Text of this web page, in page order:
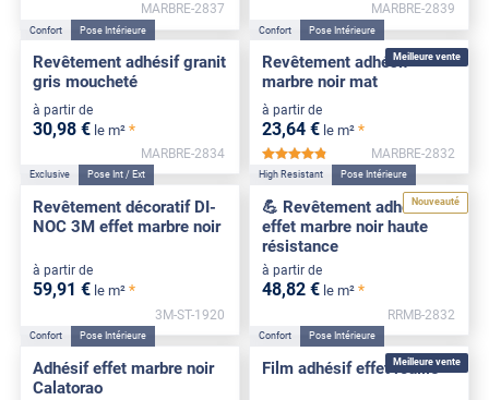
MARBRE-2837 MARBRE-2839
Confort Pose Intérieure
Revêtement adhésif granit
gris moucheté
à partir de
30,98 € le m² *
MARBRE-2834
Meilleure vente
Confort Pose Intérieure
Revêtement adhésif
marbre noir mat
à partir de
23,64 € le m² *
*****
MARBRE-2832
Exclusive Pose Int / Ext
Revêtement décoratif DI-
NOC 3M effet marbre noir
à partir de
59,91 € le m² *
3M-ST-1920
Nouveauté
High Resistant Pose Intérieure
💪 Revêtement adhésif
effet marbre noir haute
résistance
à partir de
48,82 € le m² *
RRMB-2832
Confort Pose Intérieure
Adhésif effet marbre noir
Calatorao
Meilleure vente
Confort Pose Intérieure
Film adhésif effet rouille